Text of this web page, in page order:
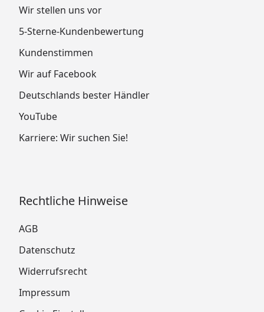
Wir stellen uns vor
5-Sterne-Kundenbewertung
Kundenstimmen
Wir auf Facebook
Deutschlands bester Händler
YouTube
Karriere: Wir suchen Sie!
Rechtliche Hinweise
AGB
Datenschutz
Widerrufsrecht
Impressum